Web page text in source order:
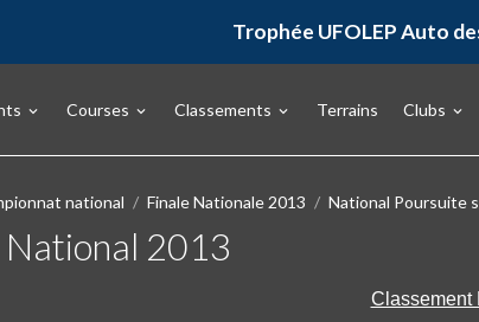
Trophée UFOLEP Auto
Courses Classements Terrains Clubs
national Finale Nationale 2013 National Poursuite
National 2013
Classement